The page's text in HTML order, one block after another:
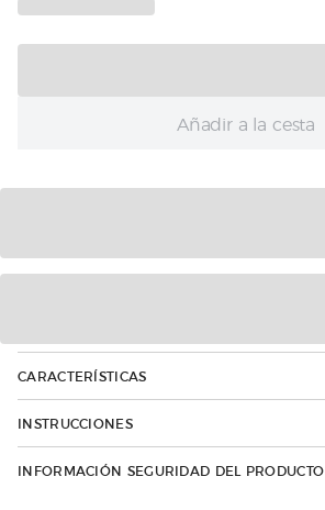
Añadir a la cesta
CARACTERÍSTICAS
INSTRUCCIONES
INFORMACIÓN SEGURIDAD DEL PRODUCTO